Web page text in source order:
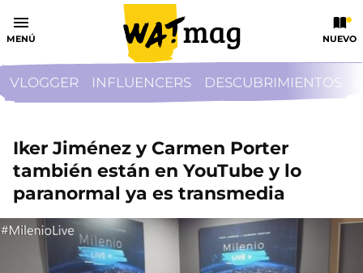
MENÚ NUEVO
VLOGGER INFLUENCERS DESCUBRIMIENTOS
Iker Jiménez y Carmen Porter
también están en YouTube y lo
paranormal ya es transmedia